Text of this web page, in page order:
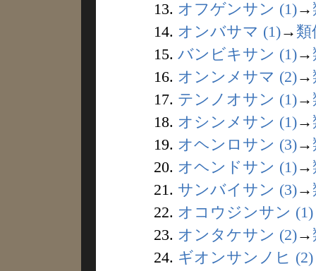
13. オフゲンサン (1)→
14. オンバサマ (1)→ 類
15. バンビキサン (1)→
16. オンンメサマ (2)→
17. テンノオサン (1)→
18. オシンメサン (1)→
19. オヘンロサン (3)→
20. オヘンドサン (1)→
21. サンバイサン (3)→
22. オコウジンサン (1)
23. オンタケサン (2)→
24. ギオンサンノヒ (2)